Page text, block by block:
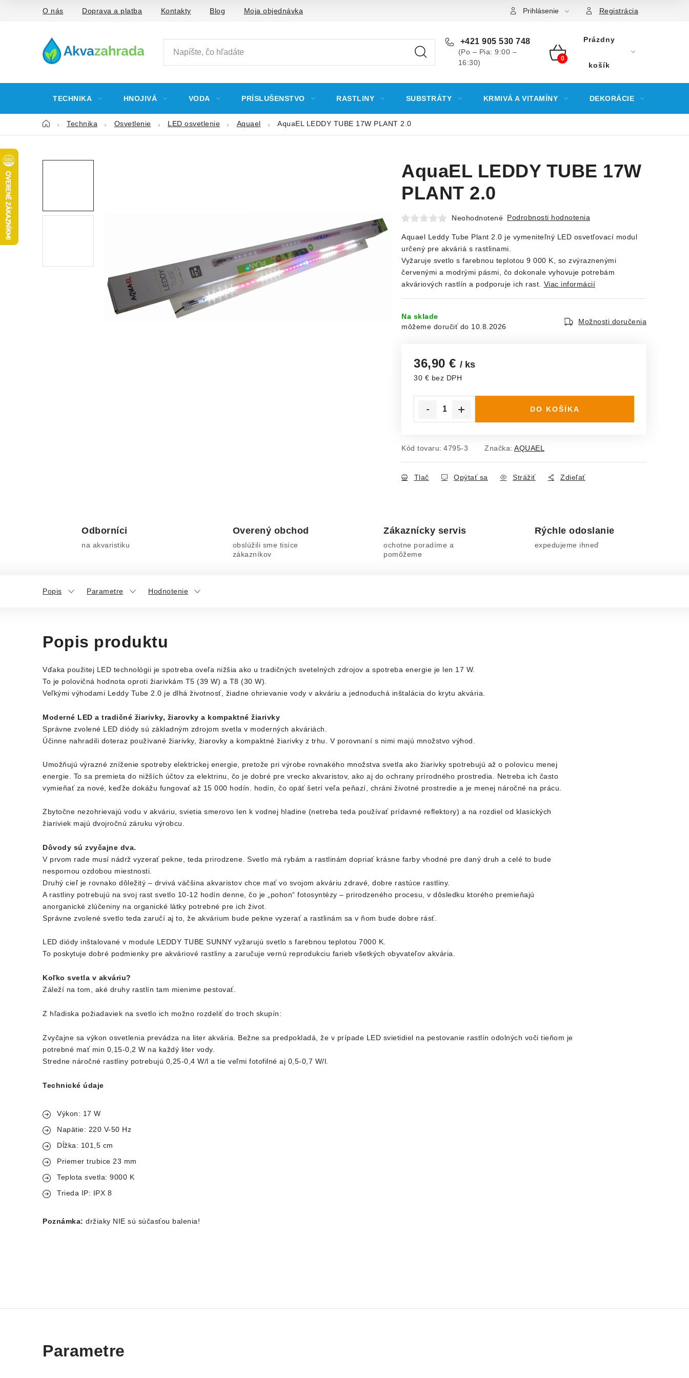
O nás Doprava a platba Kontakty Blog Moja objednávka Prihlásenie Registrácia
+421 905 530 748
(Po – Pia: 9:00 –
16:30)
NÁKUPNÝ
Prázdny
košík
TECHNIKA HNOJIVÁ VODA PRÍSLUŠENSTVO RASTLINY SUBSTRÁTY KRMIVÁ A VITAMÍNY DEKORÁCIE
DomovTechnika Osvetlenie LED osvetlenie Aquael AquaEL LEDDY TUBE 17W PLANT 2.0
AquaEL LEDDY TUBE 17W
PLANT 2.0
Neohodnotené Podrobnosti hodnotenia
Aquael Leddy Tube Plant 2.0 je vymeniteľný LED osvetľovací modul
určený pre akváriá s rastlinami.
Vyžaruje svetlo s farebnou teplotou 9 000 K, so zvýraznenými
červenými a modrými pásmi, čo dokonale vyhovuje potrebám
akváriových rastlín a podporuje ich rast.
Viac informácií
Na sklade
10.8.2026
Možnosti doručenia
36,90 € / ks
30 € bez DPH
DO KOŠÍKA
Kód tovaru: 4795-3 Značka: AQUAEL
Tlač Opýtať sa Strážiť Zdieľať
Odborníci
na akvaristiku
Overený obchod
obslúžili sme tisíce
zákazníkov
Zákaznícky servis
ochotne poradíme a
pomôžeme
Rýchle odoslanie
expedujeme ihneď
Popis Parametre Hodnotenie
Popis produktu
Vďaka použitej LED technológii je spotreba oveľa nižšia ako u tradičných svetelných zdrojov a spotreba energie je len 17 W.
To je polovičná hodnota oproti žiarivkám T5 (39 W) a T8 (30 W).
Veľkými výhodami Leddy Tube 2.0 je dlhá životnosť, žiadne ohrievanie vody v akváriu a jednoduchá inštalácia do krytu akvária.
Moderné LED a tradičné žiarivky, žiarovky a kompaktné žiarivky
Správne zvolené LED diódy sú základným zdrojom svetla v moderných akváriách.
Účinne nahradili doteraz používané žiarivky, žiarovky a kompaktné žiarivky z trhu. V porovnaní s nimi majú množstvo výhod.
Umožňujú výrazné zníženie spotreby elektrickej energie, pretože pri výrobe rovnakého množstva svetla ako žiarivky spotrebujú až o polovicu menej
energie. To sa premieta do nižších účtov za elektrinu, čo je dobré pre vrecko akvaristov, ako aj do ochrany prírodného prostredia. Netreba ich často
vymieňať za nové, keďže dokážu fungovať až 15 000 hodín. hodín, čo opäť šetrí veľa peňazí, chráni životné prostredie a je menej náročné na prácu.
Zbytočne nezohrievajú vodu v akváriu, svietia smerovo len k vodnej hladine (netreba teda používať prídavné reflektory) a na rozdiel od klasických
žiariviek majú dvojročnú záruku výrobcu.
Dôvody sú zvyčajne dva.
V prvom rade musí nádrž vyzerať pekne, teda prirodzene. Svetlo má rybám a rastlinám dopriať krásne farby vhodné pre daný druh a celé to bude
nespornou ozdobou miestnosti.
Druhý cieľ je rovnako dôležitý – drvivá väčšina akvaristov chce mať vo svojom akváriu zdravé, dobre rastúce rastliny.
A rastliny potrebujú na svoj rast svetlo 10-12 hodín denne, čo je „pohon“ fotosyntézy – prirodzeného procesu, v dôsledku ktorého premieňajú
anorganické zlúčeniny na organické látky potrebné pre ich život.
Správne zvolené svetlo teda zaručí aj to, že akvárium bude pekne vyzerať a rastlinám sa v ňom bude dobre rásť.
LED diódy inštalované v module LEDDY TUBE SUNNY vyžarujú svetlo s farebnou teplotou 7000 K.
To poskytuje dobré podmienky pre akváriové rastliny a zaručuje vernú reprodukciu farieb všetkých obyvateľov akvária.
Koľko svetla v akváriu?
Záleží na tom, aké druhy rastlín tam mienime pestovať.
Z hľadiska požiadaviek na svetlo ich možno rozdeliť do troch skupín:
Zvyčajne sa výkon osvetlenia prevádza na liter akvária. Bežne sa predpokladá, že v prípade LED svietidiel na pestovanie rastlín odolných voči tieňom je
potrebné mať min 0,15-0,2 W na každý liter vody.
Stredne náročné rastliny potrebujú 0,25-0,4 W/l a tie veľmi fotofilné aj 0,5-0,7 W/l.
Technické údaje
Výkon: 17 W
Napätie: 220 V-50 Hz
Dĺžka: 101,5 cm
Priemer trubice 23 mm
Teplota svetla: 9000 K
Trieda IP: IPX 8
Poznámka: držiaky NIE sú súčasťou balenia!